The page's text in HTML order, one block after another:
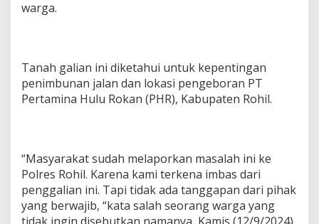
warga.
Tanah galian ini diketahui untuk kepentingan
penimbunan jalan dan lokasi pengeboran PT
Pertamina Hulu Rokan (PHR), Kabupaten Rohil.
“Masyarakat sudah melaporkan masalah ini ke
Polres Rohil. Karena kami terkena imbas dari
penggalian ini. Tapi tidak ada tanggapan dari pihak
yang berwajib, “kata salah seorang warga yang
tidak ingin disebutkan namanya, Kamis (12/9/2024).